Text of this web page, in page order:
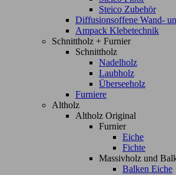
Steico Zubehör
Diffusionsoffene Wand-
Ampack Klebetechnik
Schnittholz + Furnier
Schnittholz
Nadelholz
Laubholz
Überseeholz
Furniere
Altholz
Altholz Original
Furnier
Eiche
Fichte
Massivholz und
Balken Eiche